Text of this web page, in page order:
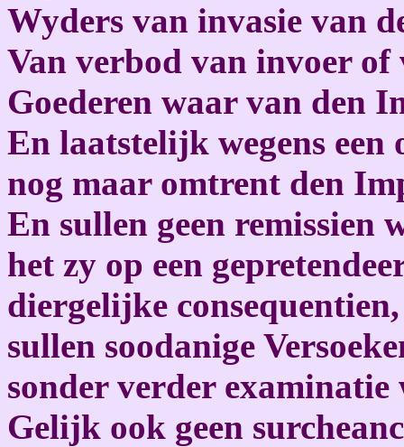
Wyders van invasie van
Van verbod van invoer of
Goederen waar van den
En laatstelijk wegens een
nog maar omtrent den
En sullen geen remissien
het zy op een
diergelijke
sullen soodanige
sonder verder examinatie
Gelijk ook geen